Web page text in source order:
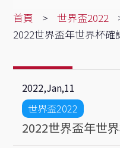
首頁
世界盃2022
2022世界盃年世界杯確
11
2022,Jan
世界盃2022
2022世界盃年世